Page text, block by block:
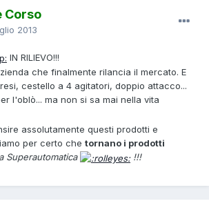
Corso
2013
IN RILIEVO!!!
che finalmente rilancia il mercato. E
cestello a 4 agitatori, doppio attacco...
l'oblò... ma non si sa mai nella vita
assolutamente questi prodotti e
per certo che tornano i prodotti
Superautomatica !!!